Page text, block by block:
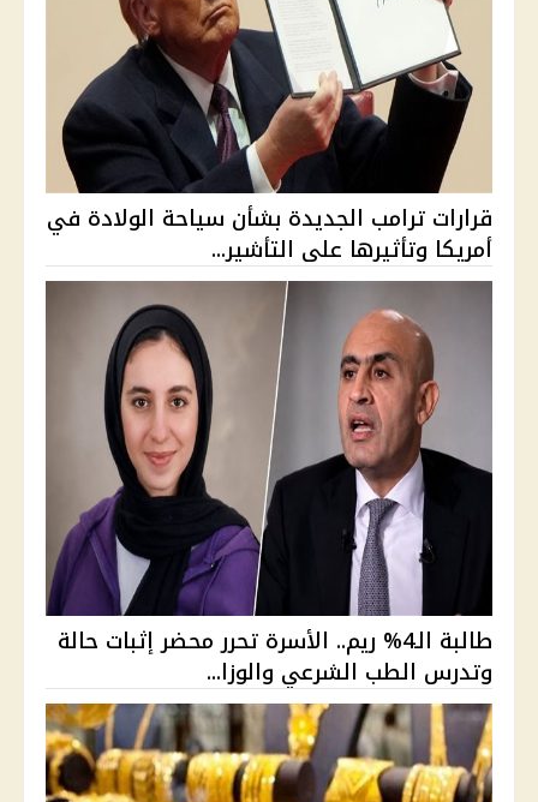
قرارات ترامب الجديدة بشأن سياحة الولادة في
أمريكا وتأثيرها على التأشير...
طالبة الـ4% ريم.. الأسرة تحرر محضر إثبات حالة
وتدرس الطب الشرعي والوزا...